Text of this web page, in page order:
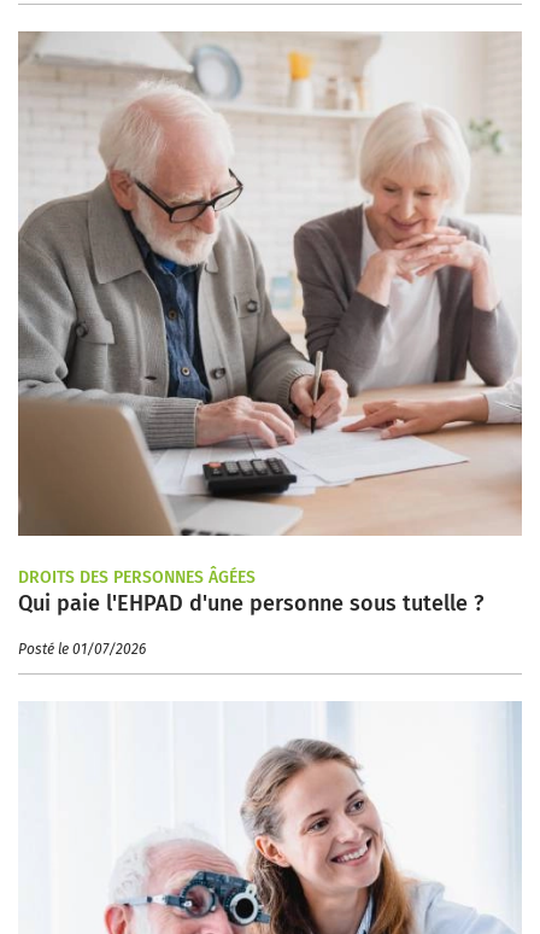
DROITS DES PERSONNES ÂGÉES
Qui paie l'EHPAD d'une personne sous tutelle ?
Posté le 01/07/2026